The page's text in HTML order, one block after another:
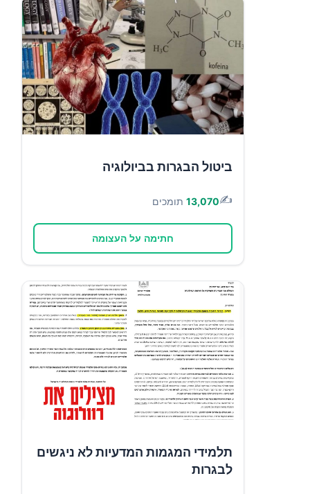
ביטול הבגרות בביולוגיה
✍️
13,070 תומכים
חתימה על העצומה
תלמידי המגמות המדעיות לא ניגשים
לבגרות